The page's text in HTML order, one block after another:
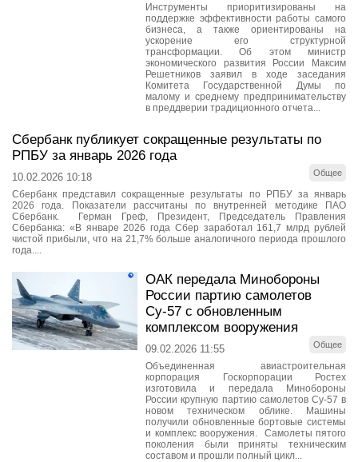
Инструменты приоритизированы на
поддержке эффективности работы самого
бизнеса, а также ориентированы на
ускорение его структурной
трансформации. Об этом министр
экономического развития России Максим
Решетников заявил в ходе заседания
Комитета Государственной Думы по
малому и среднему предпринимательству
в преддверии традиционного отчета...
Сбербанк публикует сокращенные результаты по
РПБУ за январь 2026 года
Общее
10.02.2026 10:18
Cбербанк представил сокращенные результаты по РПБУ за январь
2026 года. Показатели рассчитаны по внутренней методике ПАО
Сбербанк. Герман Греф, Президент, Председатель Правления
Сбербанка: «В январе 2026 года Сбер заработал 161,7 млрд рублей
чистой прибыли, что на 21,7% больше аналогичного периода прошлого
года....
ОАК передала Минобороны
России партию самолетов
Су-57 с обновленным
комплексом вооружения
Общее
09.02.2026 11:55
Объединенная авиастроительная
корпорация Госкорпорации Ростех
изготовила и передала Минобороны
России крупную партию самолетов Су-57 в
новом техническом облике. Машины
получили обновленные бортовые системы
и комплекс вооружения. Самолеты пятого
поколения были приняты техническим
составом и прошли полный цикл...